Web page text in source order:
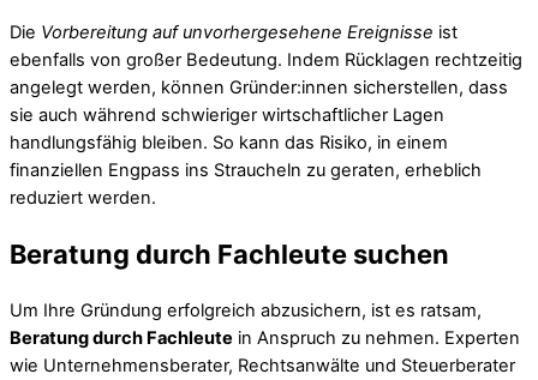
Die Vorbereitung auf unvorhergesehene Ereignisse ist
ebenfalls von großer Bedeutung. Indem Rücklagen rechtzeitig
angelegt werden, können Gründer:innen sicherstellen, dass
sie auch während schwieriger wirtschaftlicher Lagen
handlungsfähig bleiben. So kann das Risiko, in einem
finanziellen Engpass ins Straucheln zu geraten, erheblich
reduziert werden.
Beratung durch Fachleute suchen
Um Ihre Gründung erfolgreich abzusichern, ist es ratsam,
Beratung durch Fachleute in Anspruch zu nehmen. Experten
wie Unternehmensberater, Rechtsanwälte und Steuerberater